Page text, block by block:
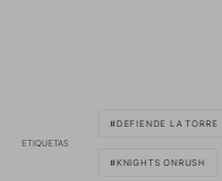
ETIQUETAS
DEFIENDE LA TORRE
KNIGHTS ONRUSH